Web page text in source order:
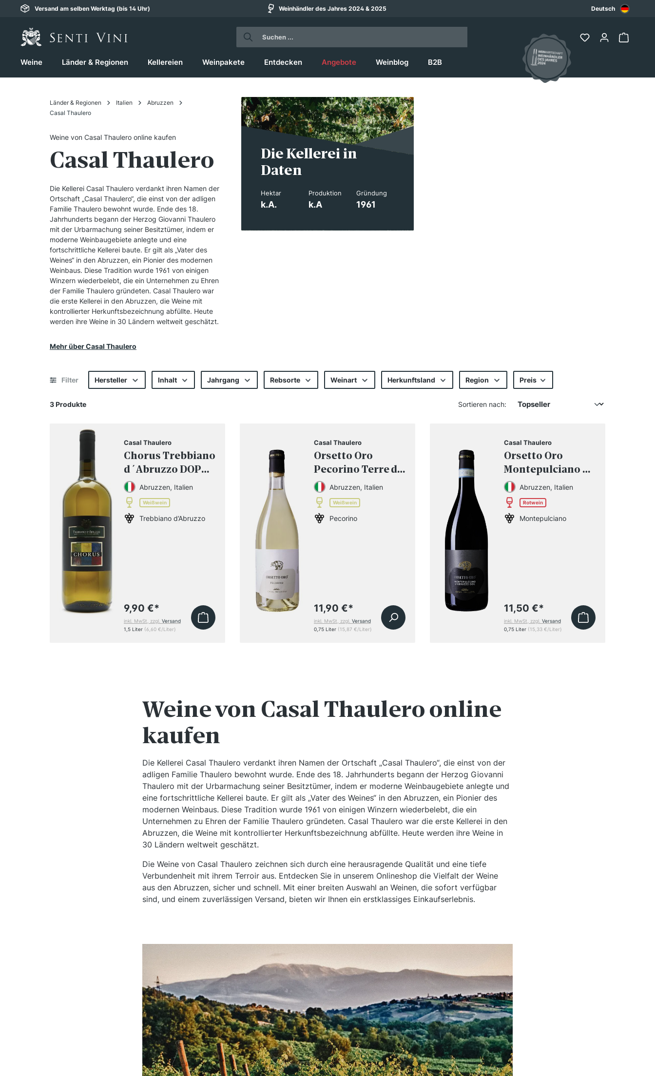
Zur Hauptnavigation springen
Versand am selben Werktag (bis 14 Uhr) Weinhändler des Jahres 2024 & 2025 Deutsch
Weine Länder & Regionen Kellereien Weinpakete Entdecken Angebote Weinblog B2B
Länder & Regionen Italien
Abruzzen
Casal Thaulero
Weine von Casal Thaulero online kaufen
Casal Thaulero
Die Kellerei Casal Thaulero verdankt ihren Namen der
Ortschaft „Casal Thaulero“, die einst von der adligen
Familie Thaulero bewohnt wurde. Ende des 18.
Jahrhunderts begann der Herzog Giovanni Thaulero
mit der Urbarmachung seiner Besitztümer, indem er
moderne Weinbaugebiete anlegte und eine
fortschrittliche Kellerei baute. Er gilt als „Vater des
Weines“ in den Abruzzen, ein Pionier des modernen
Weinbaus. Diese Tradition wurde 1961 von einigen
Winzern wiederbelebt, die ein Unternehmen zu Ehren
der Familie Thaulero gründeten. Casal Thaulero war
die erste Kellerei in den Abruzzen, die Weine mit
kontrollierter Herkunftsbezeichnung abfüllte. Heute
werden ihre Weine in 30 Ländern weltweit geschätzt.
Mehr über Casal Thaulero
Die Kellerei in
Daten
Hektar
k.A.
Produktion
k.A
Gründung
1961
Filter Hersteller Inhalt Jahrgang Rebsorte Weinart Herkunftsland Region Preis
3 Produkte Sortieren nach:
Casal Thaulero
Chorus Trebbiano
d´Abruzzo DOP
2025 Magnum
Abruzzen, Italien
Weißwein
Trebbiano d’Abruzzo
9,90 €*
inkl. MwSt, zzgl. Versand
1,5 Liter (6,60 €/Liter)
Casal Thaulero
Orsetto Oro
Pecorino Terre di
Chieti IGT 2023
Abruzzen, Italien
Weißwein
Pecorino
11,90 €*
inkl. MwSt, zzgl. Versand
0,75 Liter (15,87 €/Liter)
Casal Thaulero
Orsetto Oro
Montepulciano d
´Abruzzo DOC
2022
Abruzzen, Italien
Rotwein
Montepulciano
11,50 €*
inkl. MwSt, zzgl. Versand
0,75 Liter (15,33 €/Liter)
Weine von Casal Thaulero online
kaufen
Die Kellerei Casal Thaulero verdankt ihren Namen der Ortschaft „Casal Thaulero“, die einst von der
adligen Familie Thaulero bewohnt wurde. Ende des 18. Jahrhunderts begann der Herzog Giovanni
Thaulero mit der Urbarmachung seiner Besitztümer, indem er moderne Weinbaugebiete anlegte und
eine fortschrittliche Kellerei baute. Er gilt als „Vater des Weines“ in den Abruzzen, ein Pionier des
modernen Weinbaus. Diese Tradition wurde 1961 von einigen Winzern wiederbelebt, die ein
Unternehmen zu Ehren der Familie Thaulero gründeten. Casal Thaulero war die erste Kellerei in den
Abruzzen, die Weine mit kontrollierter Herkunftsbezeichnung abfüllte. Heute werden ihre Weine in
30 Ländern weltweit geschätzt.
Die Weine von Casal Thaulero zeichnen sich durch eine herausragende Qualität und eine tiefe
Verbundenheit mit ihrem Terroir aus. Entdecken Sie in unserem Onlineshop die Vielfalt der Weine
aus den Abruzzen, sicher und schnell. Mit einer breiten Auswahl an Weinen, die sofort verfügbar
sind, und einem zuverlässigen Versand, bieten wir Ihnen ein erstklassiges Einkaufserlebnis.